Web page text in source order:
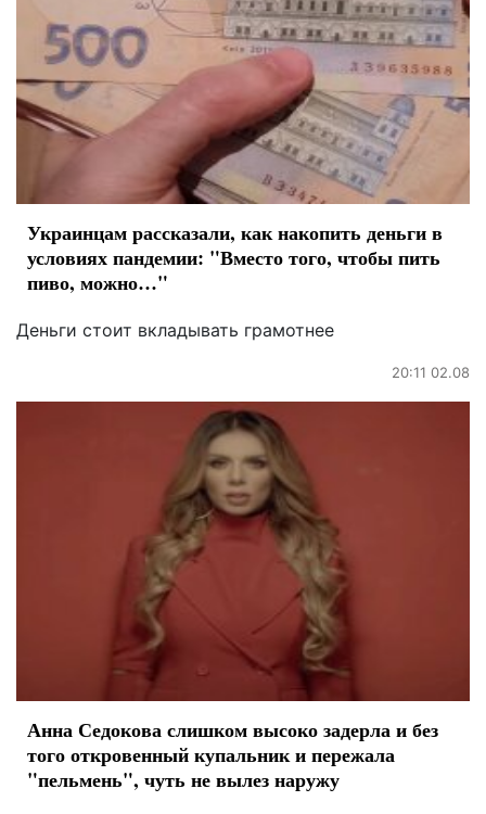
Украинцам рассказали, как накопить деньги в
условиях пандемии: "Вместо того, чтобы пить
пиво, можно…"
Деньги стоит вкладывать грамотнее
20:11 02.08
Анна Седокова слишком высоко задерла и без
того откровенный купальник и пережала
"пельмень", чуть не вылез наружу